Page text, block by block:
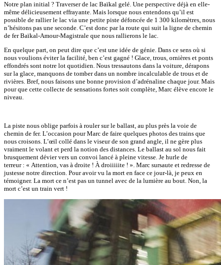
Notre plan initial ? Traverser de lac Baïkal gelé. Une perspective déjà en elle-
même délicieusement effrayante. Mais lorsque nous entendons qu’il est
possible de rallier le lac via une petite piste défoncée de 1 300 kilomètres, nous
n’hésitons pas une seconde. C’est donc par la route qui suit la ligne de chemin
de fer Baïkal-Amour-Magistrale que nous rallierons le lac.
En quelque part, on peut dire que c’est une idée de génie. Dans ce sens où si
nous voulions éviter la facilité, ben c’est gagné ! Glace, trous, ornières et ponts
effondrés sont notre lot quotidien. Nous tressautons dans la voiture, dérapons
sur la glace, manquons de tomber dans un nombre incalculable de trous et de
rivières. Bref, nous faisons une bonne provision d’adrénaline chaque jour. Mais
pour que cette collecte de sensations fortes soit complète, Marc élève encore le
niveau.
La piste nous oblige parfois à rouler sur le ballast, au plus près la voie de
chemin de fer. L’occasion pour Marc de faire quelques photos des trains que
nous croisons. L’œil collé dans le viseur de son grand angle, il ne gère plus
vraiment le volant et perd la notion des distances. Le ballast au sol nous fait
brusquement dévier vers un convoi lancé à pleine vitesse. Je hurle de
terreur : « Attention, vas à droite ! À droiiiiite ! ». Marc sursaute et redresse de
justesse notre direction. Pour avoir vu la mort en face ce jour-là, je peux en
témoigner. La mort ce n’est pas un tunnel avec de la lumière au bout. Non, la
mort c’est un train vert !